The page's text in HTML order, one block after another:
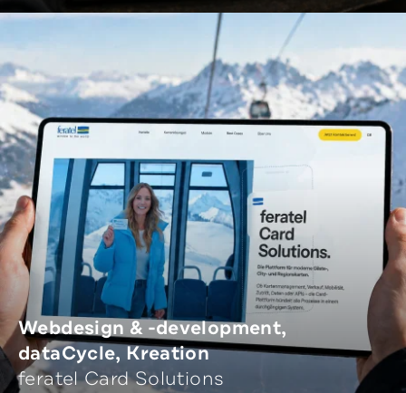
Webdesign & -development,
dataCycle, Kreation
feratel Card Solutions